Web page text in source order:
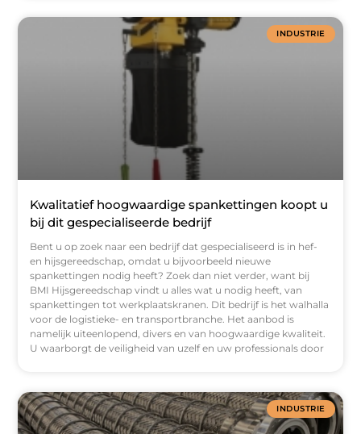
INDUSTRIE
Kwalitatief hoogwaardige spankettingen koopt u
bij dit gespecialiseerde bedrijf
Bent u op zoek naar een bedrijf dat gespecialiseerd is in hef-
en hijsgereedschap, omdat u bijvoorbeeld nieuwe
spankettingen nodig heeft? Zoek dan niet verder, want bij
BMI Hijsgereedschap vindt u alles wat u nodig heeft, van
spankettingen tot werkplaatskranen. Dit bedrijf is het walhalla
voor de logistieke- en transportbranche. Het aanbod is
namelijk uiteenlopend, divers en van hoogwaardige kwaliteit.
U waarborgt de veiligheid van uzelf en uw professionals door
INDUSTRIE